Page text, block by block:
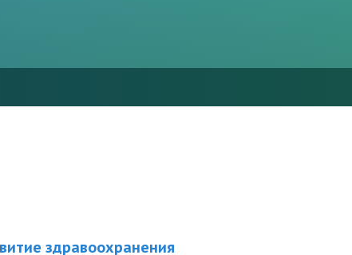
здравоохранения